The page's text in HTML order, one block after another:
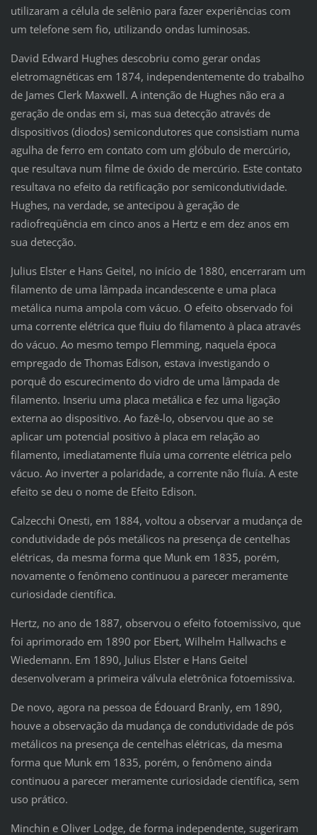
utilizaram a célula de selênio para fazer experiências com
um telefone sem fio, utilizando ondas luminosas.
David Edward Hughes descobriu como gerar ondas
eletromagnéticas em 1874, independentemente do trabalho
de James Clerk Maxwell. A intenção de Hughes não era a
geração de ondas em si, mas sua detecção através de
dispositivos (diodos) semicondutores que consistiam numa
agulha de ferro em contato com um glóbulo de mercúrio,
que resultava num filme de óxido de mercúrio. Este contato
resultava no efeito da retificação por semicondutividade.
Hughes, na verdade, se antecipou à geração de
radiofreqüência em cinco anos a Hertz e em dez anos em
sua detecção.
Julius Elster e Hans Geitel, no início de 1880, encerraram um
filamento de uma lâmpada incandescente e uma placa
metálica numa ampola com vácuo. O efeito observado foi
uma corrente elétrica que fluiu do filamento à placa através
do vácuo. Ao mesmo tempo Flemming, naquela época
empregado de Thomas Edison, estava investigando o
porquê do escurecimento do vidro de uma lâmpada de
filamento. Inseriu uma placa metálica e fez uma ligação
externa ao dispositivo. Ao fazê-lo, observou que ao se
aplicar um potencial positivo à placa em relação ao
filamento, imediatamente fluía uma corrente elétrica pelo
vácuo. Ao inverter a polaridade, a corrente não fluía. A este
efeito se deu o nome de Efeito Edison.
Calzecchi Onesti, em 1884, voltou a observar a mudança de
condutividade de pós metálicos na presença de centelhas
elétricas, da mesma forma que Munk em 1835, porém,
novamente o fenômeno continuou a parecer meramente
curiosidade científica.
Hertz, no ano de 1887, observou o efeito fotoemissivo, que
foi aprimorado em 1890 por Ebert, Wilhelm Hallwachs e
Wiedemann. Em 1890, Julius Elster e Hans Geitel
desenvolveram a primeira válvula eletrônica fotoemissiva.
De novo, agora na pessoa de Édouard Branly, em 1890,
houve a observação da mudança de condutividade de pós
metálicos na presença de centelhas elétricas, da mesma
forma que Munk em 1835, porém, o fenômeno ainda
continuou a parecer meramente curiosidade científica, sem
uso prático.
Minchin e Oliver Lodge, de forma independente, sugeriram